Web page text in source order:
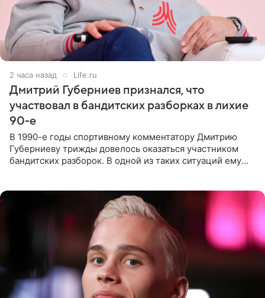
2 часа назад Life.ru
Дмитрий Губерниев признался, что
участвовал в бандитских разборках в лихие
90-е
В 1990-е годы спортивному комментатору Дмитрию
Губерниеву трижды довелось оказаться участником
бандитских разборок. В одной из таких ситуаций ему